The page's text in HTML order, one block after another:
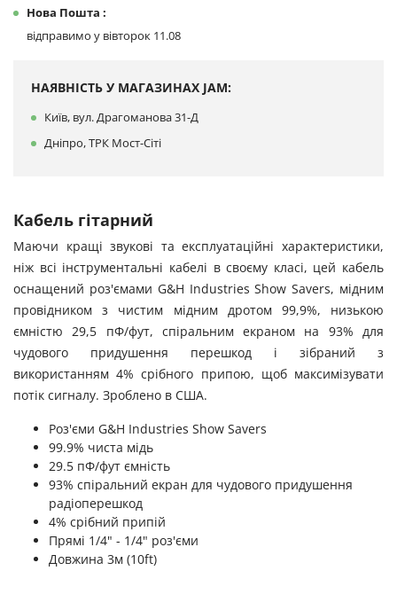
Нова Пошта :
відправимо у вівторок 11.08
НАЯВНІСТЬ У МАГАЗИНАХ JAM:
Київ, вул. Драгоманова 31-Д
Дніпро, ТРК Мост-Сіті
Кабель гітарний
Маючи кращі звукові та експлуатаційні характеристики,
ніж всі інструментальні кабелі в своєму класі, цей кабель
оснащений роз'ємами G&H Industries Show Savers, мідним
провідником з чистим мідним дротом 99,9%, низькою
ємністю 29,5 пФ/фут, спіральним екраном на 93% для
чудового придушення перешкод і зібраний з
використанням 4% срібного припою, щоб максимізувати
потік сигналу. Зроблено в США.
Роз'єми G&H Industries Show Savers
99.9% чиста мідь
29.5 пФ/фут ємність
93% спіральний екран для чудового придушення
радіоперешкод
4% срібний припій
Прямі 1/4" - 1/4" роз'єми
Довжина 3м (10ft)